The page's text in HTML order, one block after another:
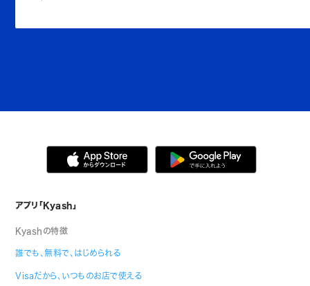
アプリ「Kyash」
Kyashの特徴
誰でも、無料で、はじめられる
Visaだから、いつものお店で使える